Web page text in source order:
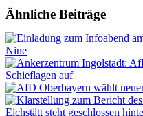
Ähnliche Beiträge